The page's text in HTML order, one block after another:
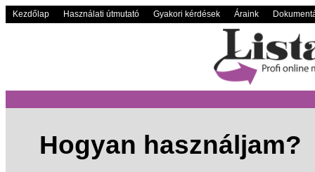
Kezdőlap Használati útmutató Gyakori kérdések Áraink
Hogyan használjam?